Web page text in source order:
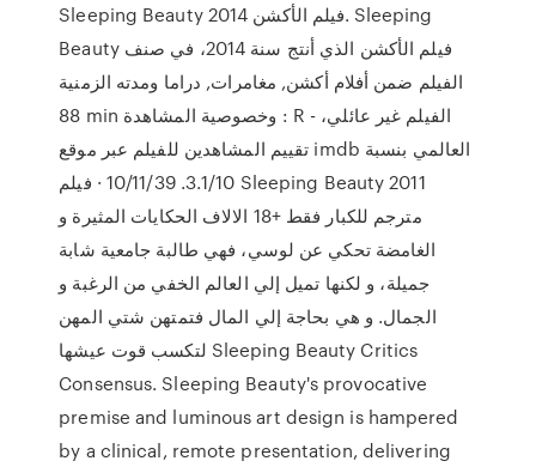
Sleeping Beauty فيلم الأكشن 2014. Sleeping
Beauty فيلم الأكشن الذي أنتج سنة 2014، في صنف
الفيلم ضمن أفلام أكشن, مغامرات, دراما ومدته الزمنية
88 min وخصوصية المشاهدة : R - الفيلم غير عائلي،
تقييم المشاهدين للفيلم عبر موقع imdb العالمي بنسبة
3.1/10. 10/11/39 · فيلم Sleeping Beauty 2011
مترجم للكبار فقط +18 الالاف الحكايات المثيرة و
الغامضة تحكي عن لوسي، فهي طالبة جامعية شابة
جميلة، و لكنها تميل إلي العالم الخفي من الرغبة و
الجمال. و هي بحاجة إلي المال فتمتهن شتي المهن
لتكسب قوت عيشها Sleeping Beauty Critics
Consensus. Sleeping Beauty's provocative
premise and luminous art design is hampered
by a clinical, remote presentation, delivering